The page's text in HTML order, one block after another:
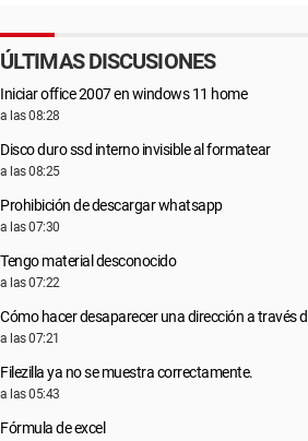
ÚLTIMAS DISCUSIONES
Iniciar office 2007 en windows 11 home
a las 08:28
Disco duro ssd interno invisible al formatear
a las 08:25
Prohibición de descargar whatsapp
a las 07:30
Tengo material desconocido
a las 07:22
Cómo hacer desaparecer una dirección a través
a las 07:21
Filezilla ya no se muestra correctamente.
a las 05:43
Fórmula de excel